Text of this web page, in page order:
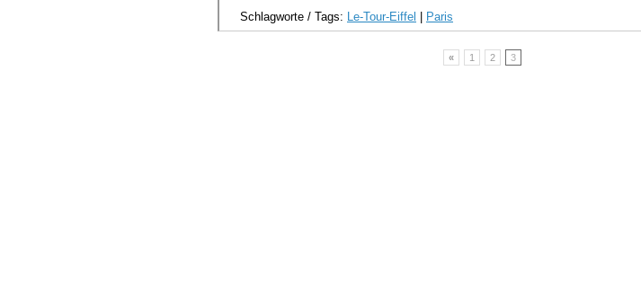
Schlagworte / Tags: Le-Tour-Eiffel Paris
« 1 2 3